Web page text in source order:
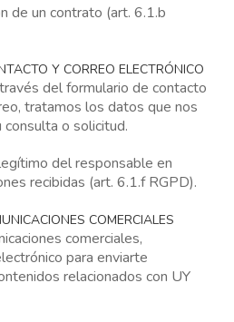
de un contrato (art. 6.1.b
Y CORREO ELECTRÓNICO
del formulario de contacto
tratamos los datos que nos
o solicitud.
del responsable en
recibidas (art. 6.1.f RGPD).
COMERCIALES
comerciales,
para enviarte
relacionados con UY